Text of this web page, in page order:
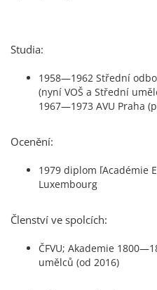
Studia:
1958—1962 Střední
(nyní VOŠ a Střední
1967—1973 AVU Praha
Ocenění:
1979 diplom ľAcadémie
Luxembourg
Členství ve spolcích:
ČFVU; Akademie
umělců (od 2016)